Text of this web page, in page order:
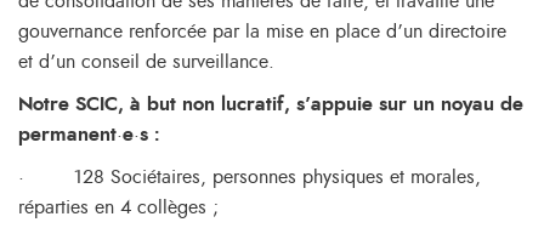
gouvernance renforcée par la mise en place d’un directoire
et d’un conseil de surveillance.
Notre SCIC, à but non lucratif, s’appuie sur un noyau de
permanent·e·s :
· 128 Sociétaires, personnes physiques et morales,
réparties en 4 collèges ;